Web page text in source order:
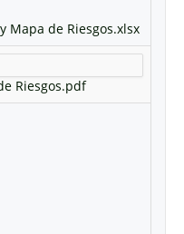
Mapa de Riesgos.xlsx
Riesgos.pdf